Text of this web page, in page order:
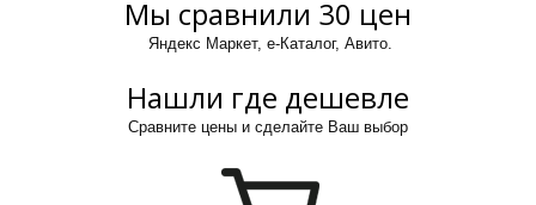
Мы сравнили 30 цен
Яндекс Маркет, е-Каталог, Авито.
Нашли где дешевле
Сравните цены и сделайте Ваш выбор